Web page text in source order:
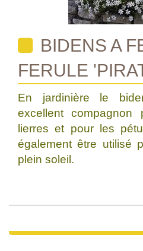
BIDENS A
FERULE
En jardinière le
excellent compagnon
lierres et pour les
également être utilisé
plein soleil.